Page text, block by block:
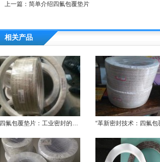
上一篇： 简单介绍四氟包覆垫片
相关产品
四氟包覆垫片：工业密封的极致性能典范 “革新密封技术：四氟包覆垫片的优